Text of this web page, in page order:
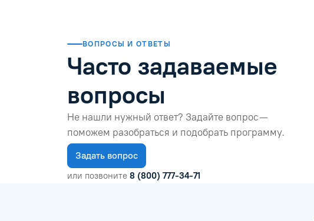
ВОПРОСЫ И ОТВЕТЫ
Часто задаваемые
вопросы
Не нашли нужный ответ? Задайте вопрос —
поможем разобраться и подобрать программу.
Задать вопрос
или позвоните 8 (800) 777-34-71